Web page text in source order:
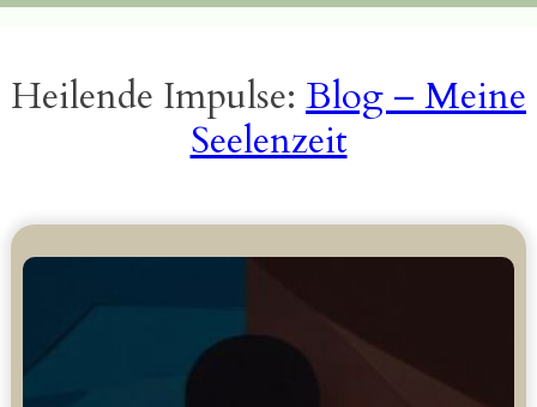
Heilende Impulse: Blog – Meine
Seelenzeit